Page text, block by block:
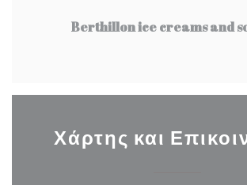
Berthillon ice creams and
Χάρτης και